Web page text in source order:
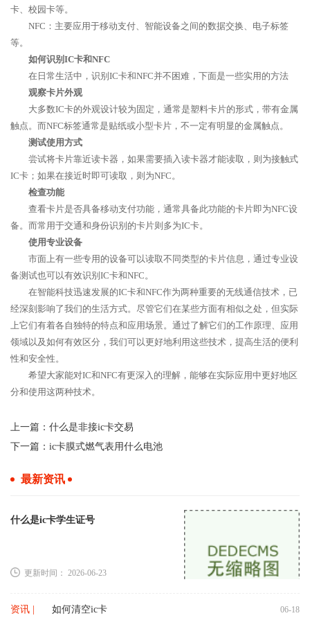
卡、校园卡等。
NFC：主要应用于移动支付、智能设备之间的数据交换、电子标签
等。
如何识别IC卡和NFC
在日常生活中，识别IC卡和NFC并不困难，下面是一些实用的方法
观察卡片外观
大多数IC卡的外观设计较为固定，通常是塑料卡片的形式，带有金属
触点。而NFC标签通常是贴纸或小型卡片，不一定有明显的金属触点。
测试使用方式
尝试将卡片靠近读卡器，如果需要插入读卡器才能读取，则为接触式
IC卡；如果在接近时即可读取，则为NFC。
检查功能
查看卡片是否具备移动支付功能，通常具备此功能的卡片即为NFC设
备。而常用于交通和身份识别的卡片则多为IC卡。
使用专业设备
市面上有一些专用的设备可以读取不同类型的卡片信息，通过专业设
备测试也可以有效识别IC卡和NFC。
在智能科技迅速发展的IC卡和NFC作为两种重要的无线通信技术，已
经深刻影响了我们的生活方式。尽管它们在某些方面有相似之处，但实际
上它们有着各自独特的特点和应用场景。通过了解它们的工作原理、应用
领域以及如何有效区分，我们可以更好地利用这些技术，提高生活的便利
性和安全性。
希望大家能对IC和NFC有更深入的理解，能够在实际应用中更好地区
分和使用这两种技术。
上一篇： 什么是非接ic卡交易
下一篇： ic卡膜式燃气表用什么电池
最新资讯
什么是ic卡学生证号
更新时间： 2026-06-23
资讯 | 如何清空ic卡 06-18